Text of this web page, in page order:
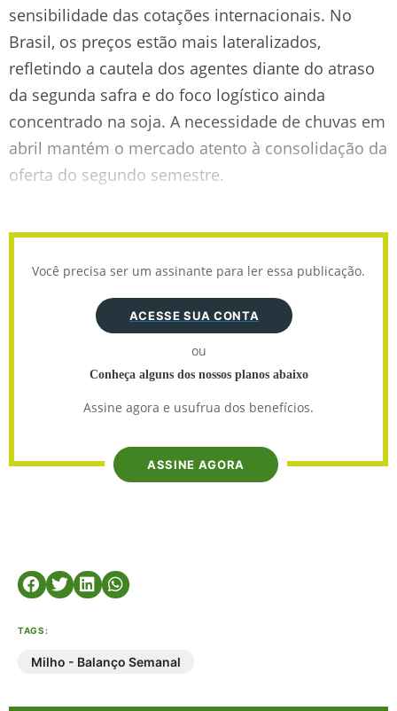
sensibilidade das cotações internacionais. No
Brasil, os preços estão mais lateralizados,
refletindo a cautela dos agentes diante do atraso
da segunda safra e do foco logístico ainda
concentrado na soja. A necessidade de chuvas em
abril mantém o mercado atento à consolidação da
oferta do segundo semestre.
Você precisa ser um assinante para ler essa publicação.
ACESSE SUA CONTA
ou
Conheça alguns dos nossos planos abaixo
Assine agora e usufrua dos benefícios.
ASSINE AGORA
TAGS:
Milho - Balanço Semanal